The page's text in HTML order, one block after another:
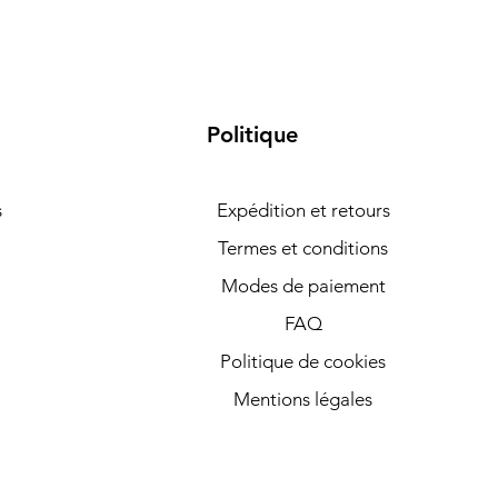
Politique
Expédition et retours
Termes et conditions
Modes de paiement
FAQ
Politique de cookies
Mentions légales